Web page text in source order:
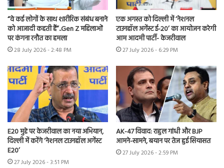
“वे कई लोगों के साथ शारीरिक संबंध बनाने
को आजादी कहती हैं”..Gen Z महिलाओं
पर कंगना रनौत का हमला
28 July 2026 - 2:48 PM
एक अगस्त को दिल्ली में ‘नेशनल
टाउनहॉल अगेंस्ट ई-20’ का आयोजन करेगी
आम आदमी पार्टी- केजरीवाल
27 July 2026 - 6:29 PM
E20 मुद्दे पर केजरीवाल का नया अभियान,
दिल्ली में करेंगे ‘नेशनल टाउनहॉल अगेंस्ट
E20’
27 July 2026 - 3:51 PM
AK-47 विवाद: राहुल गांधी और BJP
आमने-सामने, बयान पर तेज हुई सियासत
27 July 2026 - 2:59 PM